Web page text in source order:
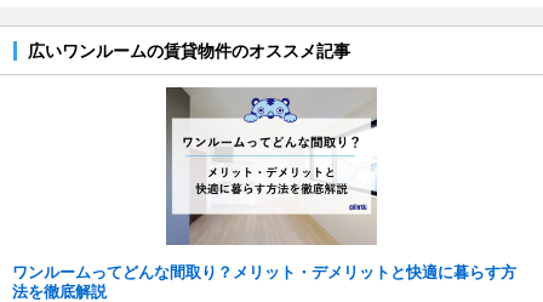
広いワンルームの賃貸物件のオススメ記事
ワンルームってどんな間取り？メリット・デメリットと快適に暮らす方
法を徹底解説